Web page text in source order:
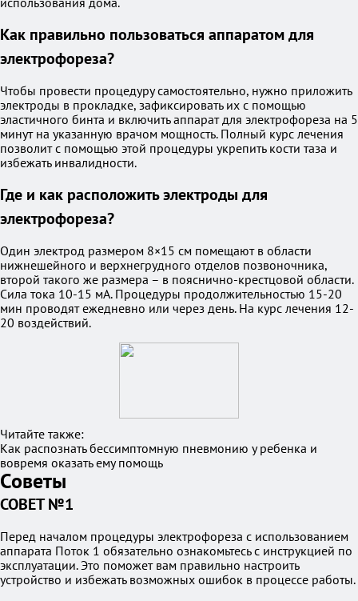
Как правильно пользоваться аппаратом для
электрофореза?
Чтобы провести процедуру самостоятельно, нужно приложить
электроды в прокладке, зафиксировать их с помощью
эластичного бинта и включить аппарат для электрофореза на 5
минут на указанную врачом мощность. Полный курс лечения
позволит с помощью этой процедуры укрепить кости таза и
избежать инвалидности.
Где и как расположить электроды для
электрофореза?
Один электрод размером 8×15 см помещают в области
нижнешейного и верхнегрудного отделов позвоночника,
второй такого же размера – в пояснично-крестцовой области.
Сила тока 10-15 мА. Процедуры продолжительностью 15-20
мин проводят ежедневно или через день. На курс лечения 12-
20 воздействий.
Читайте также:
Как распознать бессимптомную пневмонию у ребенка и
вовремя оказать ему помощь
Советы
СОВЕТ №1
Перед началом процедуры электрофореза с использованием
аппарата Поток 1 обязательно ознакомьтесь с инструкцией по
эксплуатации. Это поможет вам правильно настроить
устройство и избежать возможных ошибок в процессе работы.